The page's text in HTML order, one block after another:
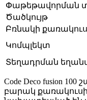
Փաթեթավորման
Ծածկույթ
Բռնակի
Կոմպլեկտ
Տեղադրման
Code Deco fusion
բարակ քառակուսի